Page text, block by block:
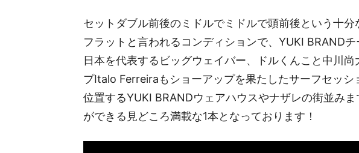
セットダブル前後のミドルでミドルで頭前後という十
フラットと言われるコンディションで、YUKI BRAND
日本を代表するビッグウェイバー、ドルくんこと中川
プItalo Ferreiraもショーアップを果たしたサーフセッシ
位置するYUKI BRANDウェアハウスやナザレの街並み
ができる見どころ満載な1本となっております！